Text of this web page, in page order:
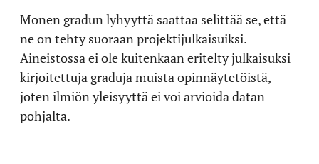
Monen gradun lyhyyttä saattaa selittää se, että
ne on tehty suoraan projektijulkaisuiksi.
Aineistossa ei ole kuitenkaan eritelty julkaisuksi
kirjoitettuja graduja muista opinnäytetöistä,
joten ilmiön yleisyyttä ei voi arvioida datan
pohjalta.